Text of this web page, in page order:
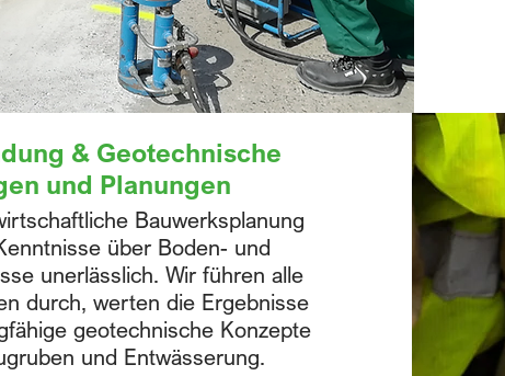
& Geotechnische
und Planungen
Bauwerksplanung
über Boden- und
unerlässlich. Wir führen alle
durch, werten die Ergebnisse
geotechnische Konzepte
und Entwässerung.